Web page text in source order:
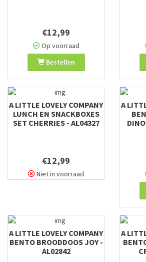
€12,99
Op voorraad
Bestellen
A LITTLE LOVELY COMPANY
LUNCH EN SNACKBOXES
SET CHERRIES - AL04327
€12,99
Niet in voorraad
A
A LITTLE LOVELY COMPANY
BENTO BROODDOOS JOY -
AL02842
A